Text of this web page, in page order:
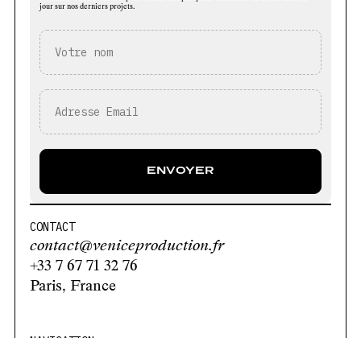
jour sur nos derniers projets.
CONTACT
contact@veniceproduction.fr
+33 7 67 71 32 76
Paris, France